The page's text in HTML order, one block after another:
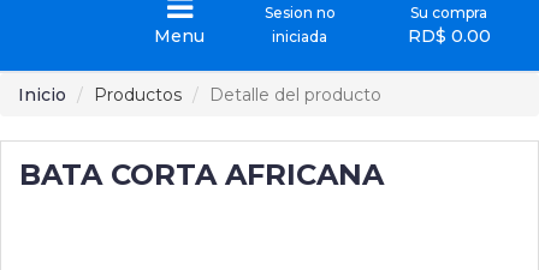
Menu
Sesion no
iniciada
Su compra
RD$ 0.00
Quienes
Inicio Productos Detalle del producto
BATA CORTA AFRICANA